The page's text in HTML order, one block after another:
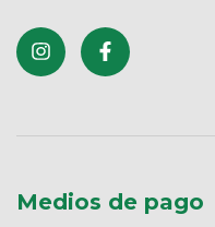
Medios de pago